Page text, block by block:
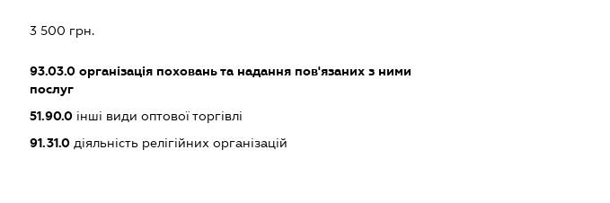
3 500 грн.
93.03.0організація поховань та надання пов'язаних з ними
послуг
51.90.0інші види оптової торгівлі
91.31.0діяльність релігійних організацій